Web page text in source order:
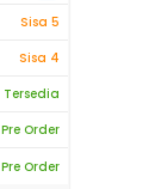
Sisa 5
Sisa 4
Tersedia
Pre Order
Pre Order